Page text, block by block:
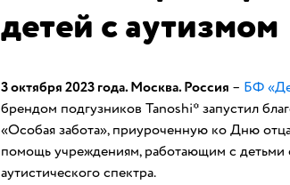
детей с аутизмом
3 октября 2023 года. Москва. Россия – БФ
брендом подгузников Tanoshi* запустил
«Особая забота», приуроченную ко Дню
помощь учреждениям, работающим с детьми
аутистического спектра.